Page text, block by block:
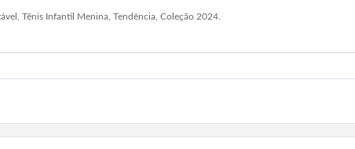
Tênis Infantil Menina, Tendência, Coleção 2024.